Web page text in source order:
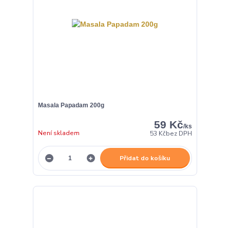
Masala Papadam 200g
59 Kč/ks
53 Kčbez DPH
Není skladem
Přidat do košíku